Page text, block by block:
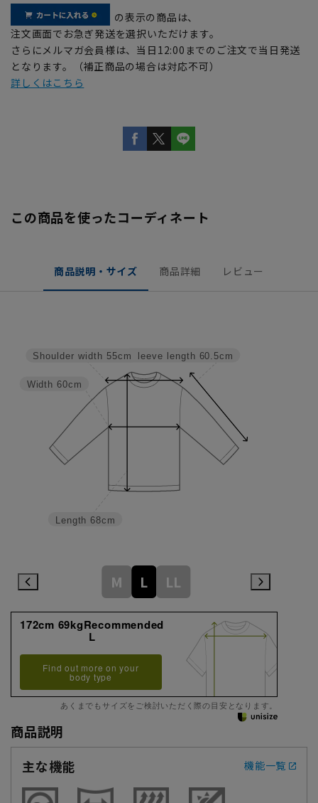
の表示の商品は、
注文画面でお急ぎ発送を選択いただけます。
さらにメルマガ会員様は、当日12:00までのご注文で当日発送
となります。（補正商品の場合は対応不可）
詳しくはこちら
この商品を使ったコーディネート
商品説明・サイズ 商品詳細 レビュー
Sleeve length 60.5cm
Length 68cm
Width 60cm
Shoulder width 55cm
M L LL
172cm 69kgRecommended
L
Find out more on your
body type
あくまでもサイズをご検討いただく際の目安となります。
商品説明
主な機能
機能一覧